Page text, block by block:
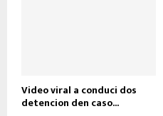
Video viral a conduci dos
detencion den caso...